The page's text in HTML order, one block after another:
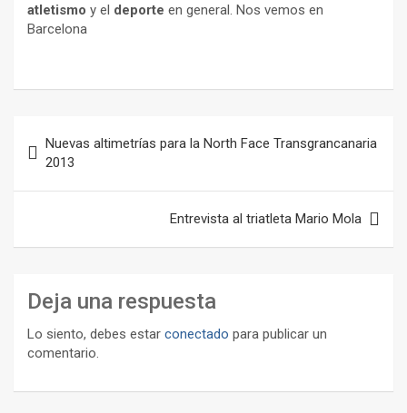
atletismo y el deporte en general. Nos vemos en
Barcelona
de
entradas
Nuevas altimetrías para la North Face Transgrancanaria
2013
Entrevista al triatleta Mario Mola
Deja una respuesta
Lo siento, debes estar conectado para publicar un
comentario.